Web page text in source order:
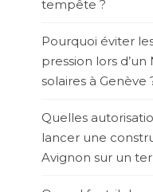
tempête ?
Pourquoi éviter
pression lors
solaires à Genève
Quelles
lancer une
Avignon sur un